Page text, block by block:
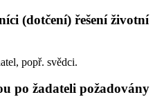
(dotčení) řešení životní
popř. svědci.
po žadateli požadovány